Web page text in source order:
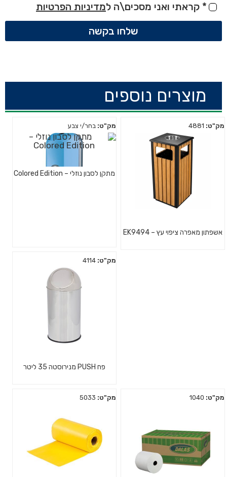
* קראתי ואני מסכים\ה למדיניות הפרטיות
שלחו בקשה
מוצרים נוספים
מק"ט:
אשפתון מאפרה ציפוי עץ – EK9494
מק"ט: בחר/י צבע
מתקן לסבון נוזלי – Colored Edition
מק"ט: 4114
פח PUSH מנירוסטה 35 ליטר
מק"ט: מק"ט: